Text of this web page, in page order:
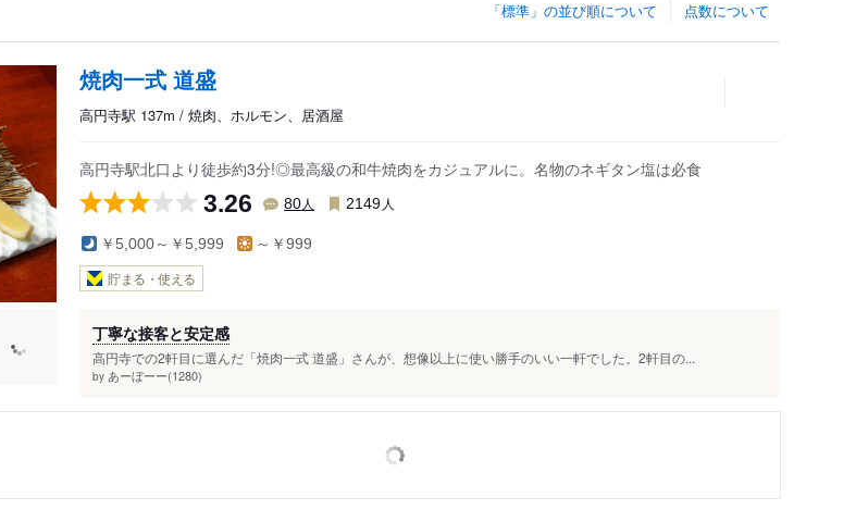
点数について
「標準」の並び順について
焼肉一式 道盛
高円寺駅 137m / 焼肉、ホルモン、居酒屋
高円寺駅北口より徒歩約3分!◎最高級の和牛焼肉をカジュアルに。名物のネギタン塩は必食
3.26 80人 2149 人
￥5,000～￥5,999 ～￥999
貯まる・使える
丁寧な接客と安定感
高円寺での2軒目に選んだ「焼肉一式 道盛」さんが、想像以上に使い勝手のいい一軒でした。2軒目の...
by あーぼーー(1280)